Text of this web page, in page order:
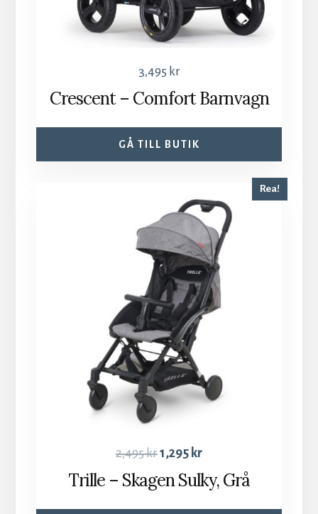
3,495 kr
Crescent – Comfort Barnvagn
GÅ TILL BUTIK
Rea!
2,495kr1,295 kr
Trille – Skagen Sulky, Grå